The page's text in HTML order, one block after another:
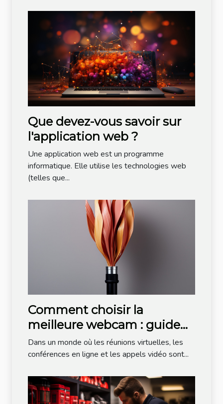
Que devez-vous savoir sur
l'application web ?
Une application web est un programme
informatique. Elle utilise les technologies web
(telles que...
Comment choisir la
meilleure webcam : guide
des fibres et câbles
Dans un monde où les réunions virtuelles, les
conférences en ligne et les appels vidéo sont...